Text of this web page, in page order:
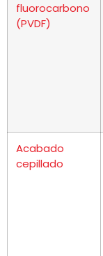
fluorocarbono
(PVDF)
Acabado
cepillado